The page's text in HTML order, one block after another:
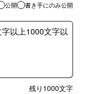
公開 書き手にのみ公開
残り 1000文字